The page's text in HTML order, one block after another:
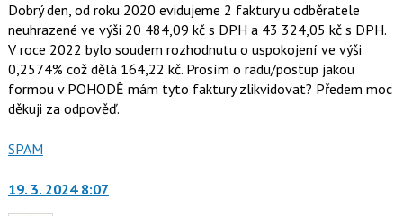
Dobrý den, od roku 2020 evidujeme 2 faktury u odběratele
neuhrazené ve výši 20 484,09 kč s DPH a 43 324,05 kč s DPH.
V roce 2022 bylo soudem rozhodnutu o uspokojení ve výši
0,2574% což dělá 164,22 kč. Prosím o radu/postup jakou
formou v POHODĚ mám tyto faktury zlikvidovat? Předem moc
děkuji za odpověď.
Nahlásit
jako
SPAM
19. 3. 2024 8:07